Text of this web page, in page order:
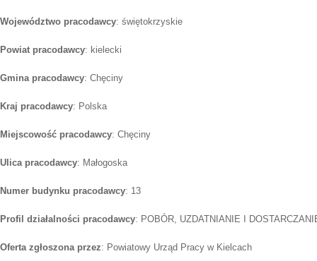
Województwo pracodawcy: świętokrzyskie
Powiat pracodawcy: kielecki
Gmina pracodawcy: Chęciny
Kraj pracodawcy: Polska
Miejscowość pracodawcy: Chęciny
Ulica pracodawcy: Małogoska
Numer budynku pracodawcy: 13
Profil działalności pracodawcy: POBÓR, UZDATNIANIE I
Oferta zgłoszona przez: Powiatowy Urząd Pracy w Kielcach